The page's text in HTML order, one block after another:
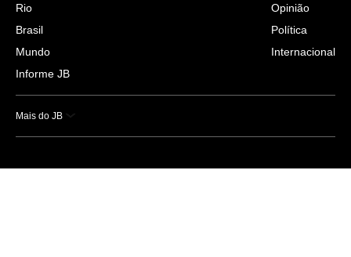
Rio
Brasil
Mundo
Informe JB
Opinião
Política
Internacional
Mais do JB
Esportes